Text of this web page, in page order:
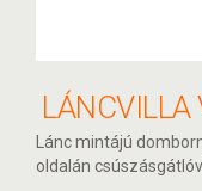
LÁNCVILLA
Lánc mintájú
oldalán